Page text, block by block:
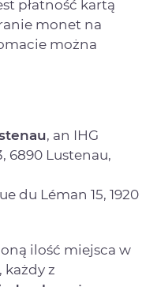
płatność kartą
monet na
można
, an IHG
6890 Lustenau,
du Léman 15, 1920
ilość miejsca w
każdy z